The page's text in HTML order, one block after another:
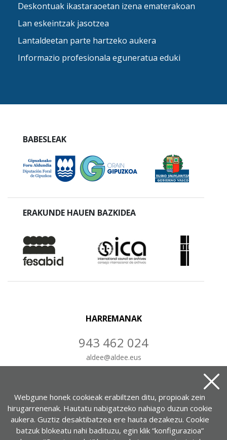
Deskontuak ikastaraoetan izena ematerakoan
Lan eskeintzak jasotzea
Lantaldeetan parte hartzeko aukera
Informazio profesionala eguneratua eduki
BABESLEAK
ERAKUNDE HAUEN BAZKIDEA
HARREMANAK
943 462 024
aldee@aldee.eus
Webgune honek cookieak erabiltzen ditu, propioak zein
hirugarrenenak. Hautatu nabigatzeko nahiago duzun cookie
aukera. Guztiz desaktibatzea ere hauta dezakezu. Cookie
batzuk blokeatu nahi badituzu, egin klik “konfigurazioa”